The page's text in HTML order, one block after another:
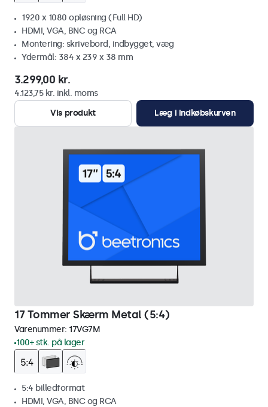
1920 x 1080 opløsning (Full HD)
HDMI, VGA, BNC og RCA
Montering: skrivebord, indbygget, væg
Ydermål: 384 x 239 x 38 mm
3.299,00 kr.
4.123,75 kr. inkl. moms
Vis produkt
Læg i indkøbskurven
17 Tommer Skærm Metal (5:4)
Varenummer: 17VG7M
100+ stk. på lager
5:4 billedformat
HDMI, VGA, BNC og RCA